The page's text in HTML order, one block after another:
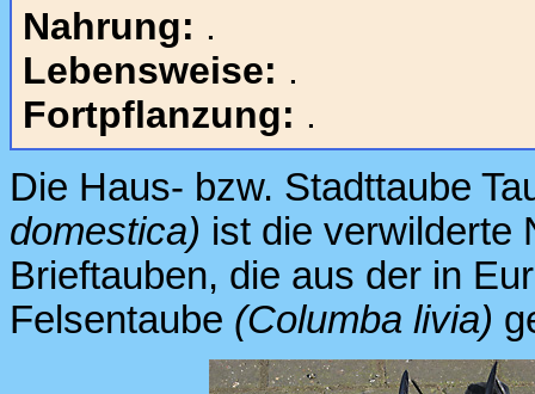
Nahrung: .
Lebensweise: .
Fortpflanzung: .
Die Haus- bzw. Stadttaube
domestica) ist die verwilderte
Brieftauben, die aus der in
Felsentaube (Columba livia)